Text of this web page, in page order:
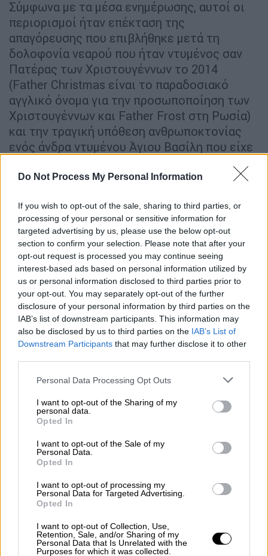
Do Not Process My Personal Information
If you wish to opt-out of the sale, sharing to third parties, or
processing of your personal or sensitive information for
targeted advertising by us, please use the below opt-out
section to confirm your selection. Please note that after your
opt-out request is processed you may continue seeing
interest-based ads based on personal information utilized by
us or personal information disclosed to third parties prior to
your opt-out. You may separately opt-out of the further
disclosure of your personal information by third parties on the
IAB’s list of downstream participants. This information may
also be disclosed by us to third parties on the IAB’s List of
Downstream Participants that may further disclose it to other
Please note that this website/app uses one or more Google
not limited to your visit or usage behaviour. You may click to
grant or deny consent to Google and its third-party tags to
use your data for below specified purposes in below Google
consent section.
Personal Data Processing Opt Outs
I want to opt-out of the Sharing of my
personal data.
Opted In
I want to opt-out of the Sale of my
Personal Data.
Opted In
I want to opt-out of processing my
Personal Data for Targeted Advertising.
Opted In
I want to opt-out of Collection, Use,
Retention, Sale, and/or Sharing of my
Personal Data that Is Unrelated with the
Purposes for which it was collected.
Σύμφωνα με τα μέσα ενημέρωσης, αυτοί οι
περιορισμοί ήταν επέκταση της
απαγόρευσης που επιβλήθηκε μετά τη
δολοφονία νεαρού που ήταν ντυμένος σαν
Πατέρας των Χριστουγέννων το 2014
(Father Christmas είναι το παραδοσιακό
αγγλικό όνομα για την προσωποποίηση των
Χριστουγέννων και Father Frost στη Ρωσία)
και την τραγική υπόθεση ανθρωποκτονίας
ενός άνδρα ντυμένου Άγιου Βασίλη που είχε
Γιορτάζεις τα Χριστούγεννα στο
Βόρεια Κορέα: Χρόνια πολλά Κιμ…
Θεωρούμενη ως μία από τις πιο εχθρικές
χώρες στον κόσμο προς τους Χριστιανούς, η
Βόρεια Κορέαδεν επιβάλλει επίσημους
αλλά εξακολουθεί να απέχει πολύ από τις
κοινώς ασκούμενες παραδόσεις της, όπως ο
εορτασμός της παραμονής των
Χριστουγέννων στις 24 Δεκεμβρίου – μια
ημέρα που οι Βορειοκορεάτες γιορτάζουν